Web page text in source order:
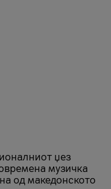
џез
музичка
од македонското